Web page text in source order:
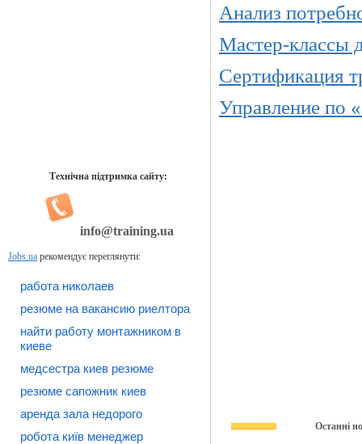
Технічна підтримка сайту:
info@training.ua
Jobs.ua рекомендує переглянути:
работа николаев
резюме на вакансию риелтора
найти работу монтажником в
киеве
медсестра киев резюме
резюме сапожник киев
аренда зала недорого
робота київ менеджер
Анализ
Мастер-классы
Сертификация
Управление по
Останні